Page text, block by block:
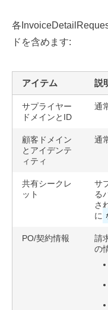
各
ドを含めます:
アイテム 説
サプライヤー
ドメインとID
通
顧客ドメイン
とアイデンテ
ィティ
通
共有シークレ
ット
サ
る
さ
に
PO/契約情報
請
の